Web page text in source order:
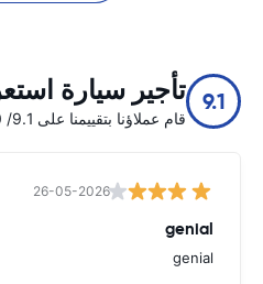
9.1 تأجير سيارة
قام عملاؤنا بتقييمنا على 9.1/ 10 من أصل 12842
26-05-2026
genial
genial